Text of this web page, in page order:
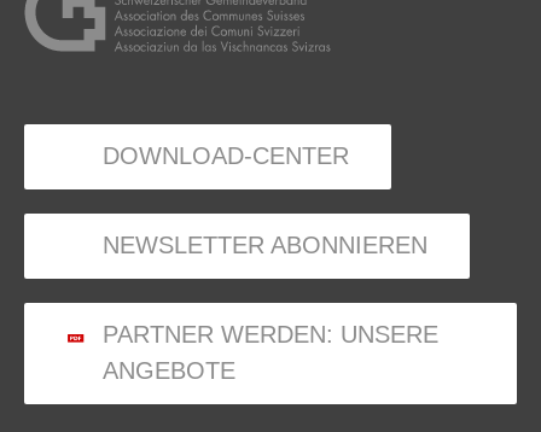
DOWNLOAD-CENTER
NEWSLETTER ABONNIEREN
PARTNER WERDEN: UNSERE
ANGEBOTE